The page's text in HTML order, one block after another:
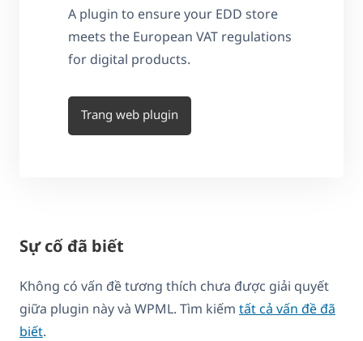
A plugin to ensure your EDD store
meets the European VAT regulations
for digital products.
Trang web plugin
Sự cố đã biết
Không có vấn đề tương thích chưa được giải quyết
giữa plugin này và WPML. Tìm kiếm tất cả vấn đề đã
biết.